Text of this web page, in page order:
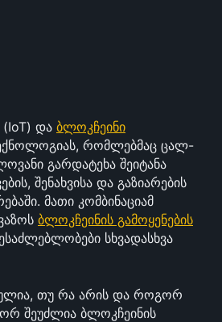
(IoT) და ბლოკჩეინი
რომლებმაც ცალ-
გარდატეხა შეიტანა
შენახვისა და გაზიარების
მათი კომბინაციამ
ბლოკჩეინის გამოყენების
სხვადასხვა
თუ რა არის და როგორ
შეუძლია ბლოკჩეინის